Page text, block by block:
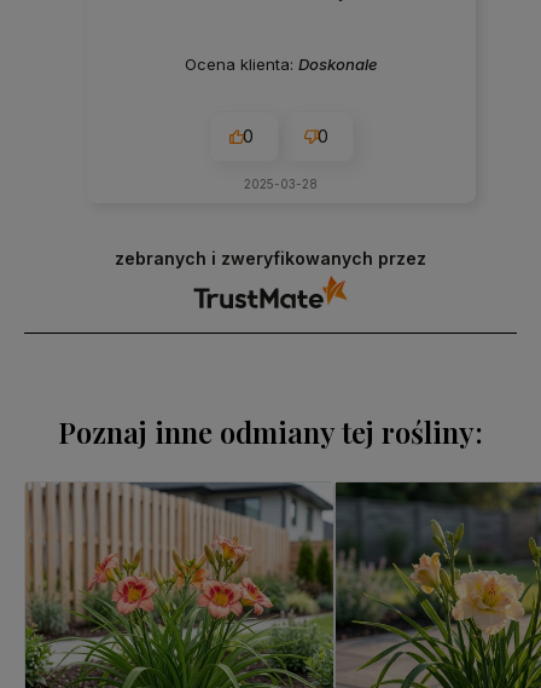
Ocena klienta: Doskonale
0 0
2025-03-28
zebranych i zweryfikowanych przez
Poznaj inne odmiany tej rośliny: